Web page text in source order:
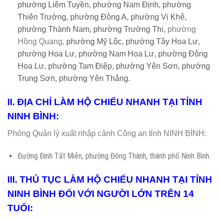
phường Liêm Tuyền, phường Nam Định, phường
Thiên Trường, phường Đông A, phường Vị Khê,
phường Thành Nam, phường Trường Thi, phường
Hồng Quang, phường Mỹ Lộc, phường Tây Hoa Lư,
phường Hoa Lư, phường Nam Hoa Lư, phường Đông
Hoa Lư, phường Tam Điệp, phường Yên Sơn, phường
Trung Sơn, phường Yên Thắng.
II. ĐỊA CHỈ LÀM HỘ CHIẾU NHANH TẠI TỈNH
NINH BÌNH:
Phòng Quản lý xuất nhập cảnh Công an tỉnh NINH BÌNH:
Đường Đinh Tất Miễn, phường Đông Thành, thành phố Ninh Bình.
III. THỦ TỤC LÀM HỘ CHIẾU NHANH TẠI TỈNH
NINH BÌNH ĐỐI VỚI NGƯỜI LỚN TRÊN 14
TUỔI: